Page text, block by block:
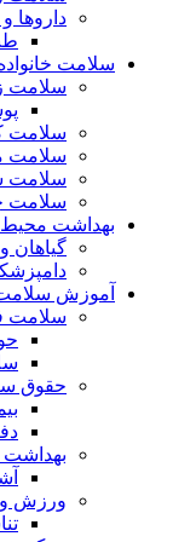
داروها
سلامت
سلامت
سلامت
سلامت
سلامت
سلامت
بهداشت
گیاهان
آموزش
سلامت
حقوق
بهداشت
ورزش